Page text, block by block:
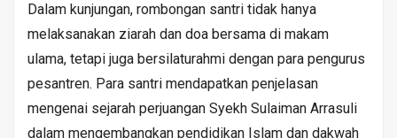
Dalam kunjungan, rombongan santri tidak hanya
melaksanakan ziarah dan doa bersama di makam
ulama, tetapi juga bersilaturahmi dengan para pengurus
pesantren. Para santri mendapatkan penjelasan
mengenai sejarah perjuangan Syekh Sulaiman Arrasuli
dalam mengembangkan pendidikan Islam dan dakwah